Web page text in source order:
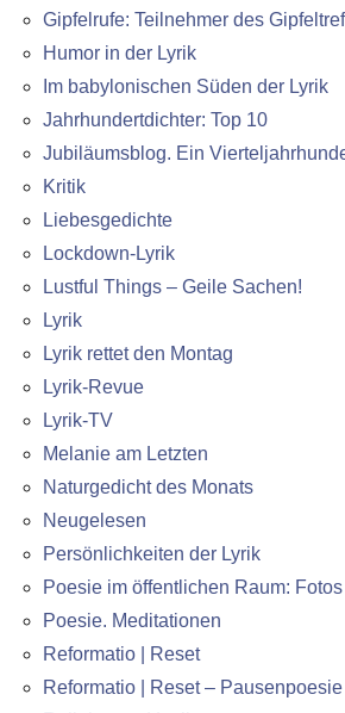
Gipfelrufe: Teilnehmer des
Humor in der Lyrik
Im babylonischen Süden der Lyrik
Jahrhundertdichter: Top 10
Jubiläumsblog. Ein
Kritik
Liebesgedichte
Lockdown-Lyrik
Lustful Things – Geile Sachen!
Lyrik
Lyrik rettet den Montag
Lyrik-Revue
Lyrik-TV
Melanie am Letzten
Naturgedicht des Monats
Neugelesen
Persönlichkeiten der Lyrik
Poesie im öffentlichen Raum: Fotos
Poesie. Meditationen
Reformatio | Reset
Reformatio | Reset –